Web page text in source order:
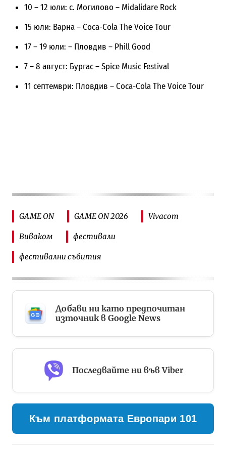
10 – 12 юли: с. Могилово – Midalidare Rock
15 юли: Варна – Coca-Cola The Voice Tour
17 – 19 юли: – Пловдив – Phill Good
7 – 8 август: Бургас – Spice Music Festival
11 септември: Пловдив – Coca-Cola The Voice Tour
GAME ON GAME ON 2026 Vivacom
Виваком фестивали
фестивални събития
Добави ни като предпочитан
източник в Google News
Последвайте ни във Viber
Към платформата Европари 101